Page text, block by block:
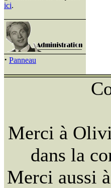
ici.
· Panneau
Merci à
dans la
Merci aussi